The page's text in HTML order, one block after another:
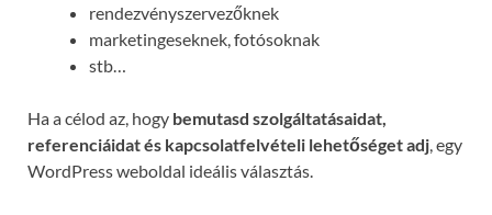
rendezvényszervezőknek
marketingeseknek, fotósoknak
stb…
Ha a célod az, hogy bemutasd szolgáltatásaidat,
referenciáidat és kapcsolatfelvételi lehetőséget adj , egy
WordPress weboldal ideális választás.